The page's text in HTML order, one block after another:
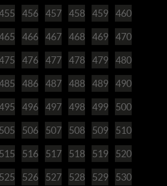
456 457 458 459 460
466 467 468 469 470
476 477 478 479 480
486 487 488 489 490
496 497 498 499 500
505 506 507 508 509 510
515 516 517 518 519 520
525 526 527 528 529 530